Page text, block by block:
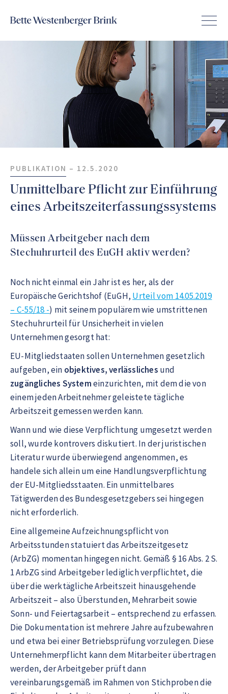
PUBLIKATION – 12.5.2020
Unmittelbare Pflicht zur Einführung
eines Arbeitszeiterfassungssystems
Müssen Arbeitgeber nach dem
Stechuhrurteil des EuGH aktiv werden?
Noch nicht einmal ein Jahr ist es her, als der
Europäische Gerichtshof (EuGH, Urteil vom 14.05.2019
– C-55/18 -) mit seinem populärem wie umstrittenen
Stechuhrurteil für Unsicherheit in vielen
Unternehmen gesorgt hat:
EU-Mitgliedstaaten sollen Unternehmen gesetzlich
aufgeben, ein objektives, verlässliches und
zugängliches Systemeinzurichten, mit dem die von
einem jeden Arbeitnehmer geleistete tägliche
Arbeitszeit gemessen werden kann.
Wann und wie diese Verpflichtung umgesetzt werden
soll, wurde kontrovers diskutiert. In der juristischen
Literatur wurde überwiegend angenommen, es
handele sich allein um eine Handlungsverpflichtung
der EU-Mitgliedsstaaten. Ein unmittelbares
Tätigwerden des Bundesgesetzgebers sei hingegen
nicht erforderlich.
Eine allgemeine Aufzeichnungspflicht von
Arbeitsstunden statuiert das Arbeitszeitgesetz
(ArbZG) momentan hingegen nicht. Gemäß § 16 Abs. 2 S.
1 ArbZG sind Arbeitgeber lediglich verpflichtet, die
über die werktägliche Arbeitszeit hinausgehende
Arbeitszeit – also Überstunden, Mehrarbeit sowie
Sonn- und Feiertagsarbeit – entsprechend zu erfassen.
Die Dokumentation ist mehrere Jahre aufzubewahren
und etwa bei einer Betriebsprüfung vorzulegen. Diese
Unternehmerpflicht kann dem Mitarbeiter übertragen
werden, der Arbeitgeber prüft dann
vereinbarungsgemäß im Rahmen von Stichproben die